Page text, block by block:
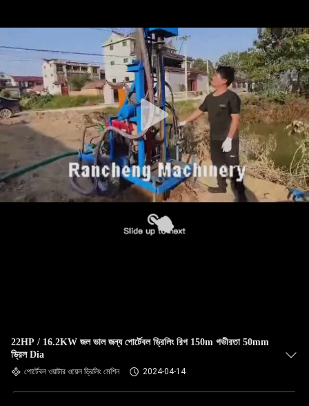
22HP / 16.2KW জল ভাল জন্য পোর্টেবল ড্রিলিং রিগ 150m গভীরতা 50mm
ড্রিল Dia
পোর্টেবল ওয়াটার ওয়েল ড্রিলিং মেশিন 2024-04-14